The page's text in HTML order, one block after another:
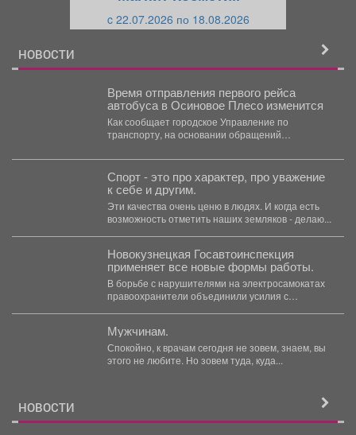
c 22.07.2026 по 18.08.2026
НОВОСТИ
️Время отправления первого рейса
автобуса в Осиновое Плесо изменится
Как сообщает городское Управление по
транспорту, на основании обращений
района и...
Спорт - это про характер, про уважение
к себе и другим.
Эти качества очень ценю в людях. И когда есть
возможность отметить наших земляков - делаю...
Новокузнецкая Госавтоинспекция
применяет все новые формы работы.
В борьбе с нарушителями на электросамокатах
правоохранители объединили усилия с
Мужчинам.
Спокойно, к врачам сегодня не зовем, знаем, вы
этого не любите. Но зовем туда, куда...
НОВОСТИ